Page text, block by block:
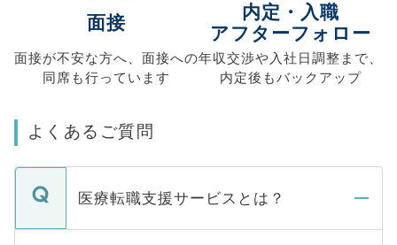
面接
面接が不安な方へ、 面接への
同席も行っています
内定・入職
アフターフォロー
年収交渉や入社日調整まで、
内定後もバックアップ
よくあるご質問
医療転職支援サービスとは？